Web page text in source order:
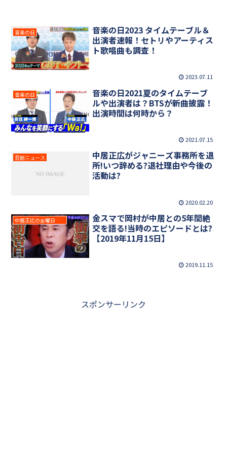
音楽の日
音楽の日2023 タイムテーブル＆
出演者速報！セトリやアーティス
ト歌唱曲も調査！
2023.07.11
音楽の日
音楽の日2021夏のタイムテーブ
ルや出演者は？BTSが新曲披露！
出演時間は何時から？
2021.07.15
芸能ニュース
中居正広がジャニーズ事務所を退
所!いつ辞める?退社理由や今後の
活動は?
2020.02.20
中居正広の金曜日のスマイルたちへ
金スマで岡村が中居との5年間絶
交を語る!当時のエピソードとは?
【2019年11月15日】
2019.11.15
スポンサーリンク